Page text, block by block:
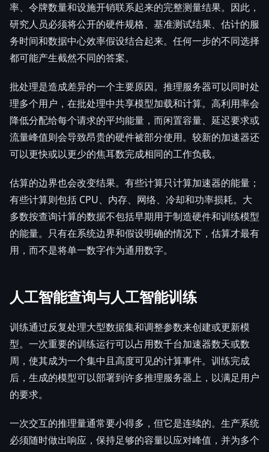
率、令牌数量和设施开销联系起来的完整测量结果。因此，
研究人员必须将公开的硬件规格、基准测试结果、估计的服
务时间和数据中心效率假设结合起来。任何一步的不同选择
都可能产生截然不同的答案。
批处理是造成差异的一个主要原因。推理服务器可以同时处
理多个用户，在批处理中共享模型加载和计算。高利用率会
降低分配给每个请求的平均能量，而闲置容量、延迟要求或
流量峰值则会导致昂贵的硬件被部分使用。较新的加速器还
可以更快或以更少的焦耳数完成相同的工作负载。
估算的边界也会改变结果。有些计算只计算加速器的能量；
有些计算则包括 CPU、内存、网络、冷却和功率损耗。大
多数按查询计算的数据不包括早期用于制造硬件和训练模型
的能量。只有在系统边界和假设明确的情况下，估算才最有
用，而不是将单一数字作为通用数字。
人工智能查询与人工智能训练
训练通过反复处理大型数据集和调整参数来创建或更新模
型。一次重要的训练运行可以占用数千台加速器数天或数
周，使其成为一个集中且高度可见的计算事件。训练完成
后，生成的模型可以部署到许多推理服务器上，以满足用户
的要求。
一次交互的推理量通常要小得多，但它是连续的。生产系统
必须随时做出响应，保持足够的容量以应对峰值，并为多个